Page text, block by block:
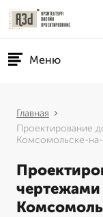
Меню
Главная
Проектирование
Комсомольске-